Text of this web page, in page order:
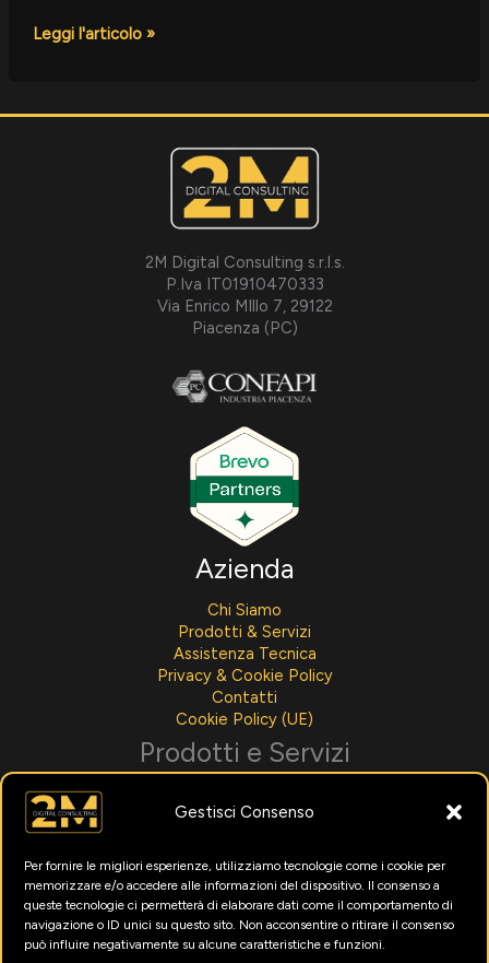
Gestisci Consenso
Per fornire le migliori esperienze, utilizziamo tecnologie come i cookie per
memorizzare e/o accedere alle informazioni del dispositivo. Il consenso a
queste tecnologie ci permetterà di elaborare dati come il comportamento di
navigazione o ID unici su questo sito. Non acconsentire o ritirare il consenso
può influire negativamente su alcune caratteristiche e funzioni.
Leggi l'articolo »
2M Digital Consulting s.r.l.s.
P.Iva IT01910470333
Via Enrico MIllo 7, 29122
Piacenza (PC)
Azienda
Chi Siamo
Prodotti & Servizi
Assistenza Tecnica
Privacy & Cookie Policy
Contatti
Cookie Policy (UE)
Prodotti e Servizi
Integrazioni AI
Noleggio Per Aziende
Menù Digitali
Formazione Intelligenza Artificiale
Marketing Digitale